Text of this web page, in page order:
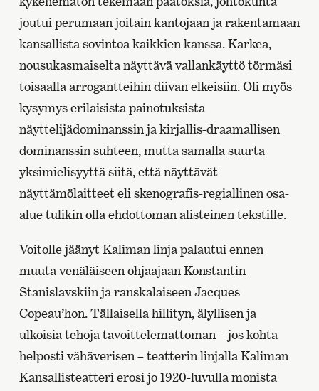
joutui perumaan joitain kantojaan ja rakentamaan
kansallista sovintoa kaikkien kanssa. Karkea,
nousukasmaiselta näyttävä vallankäyttö törmäsi
toisaalla arrogantteihin diivan elkeisiin. Oli myös
kysymys erilaisista painotuksista
näyttelijädominanssin ja kirjallis-draamallisen
dominanssin suhteen, mutta samalla suurta
yksimielisyyttä siitä, että näyttävät
näyttämölaitteet eli skenografis-regiallinen osa-
alue tulikin olla ehdottoman alisteinen tekstille.
Voitolle jäänyt Kaliman linja palautui ennen
muuta venäläiseen ohjaajaan Konstantin
Stanislavskiin ja ranskalaiseen Jacques
Copeau’hon. Tällaisella hillityn, älyllisen ja
ulkoisia tehoja tavoittelemattoman – jos kohta
helposti vähäverisen – teatterin linjalla Kaliman
Kansallisteatteri erosi jo 1920-luvulla monista